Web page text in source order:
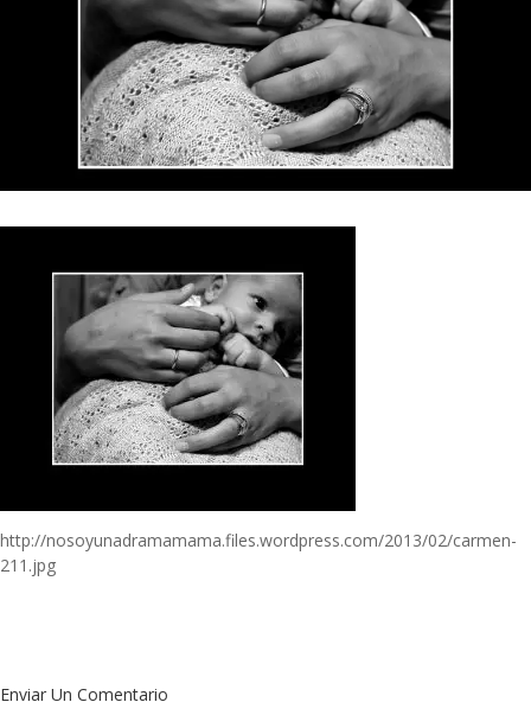
http://nosoyunadramamama.files.wordpress.com/2013/02/carmen-
211.jpg
Enviar Un Comentario